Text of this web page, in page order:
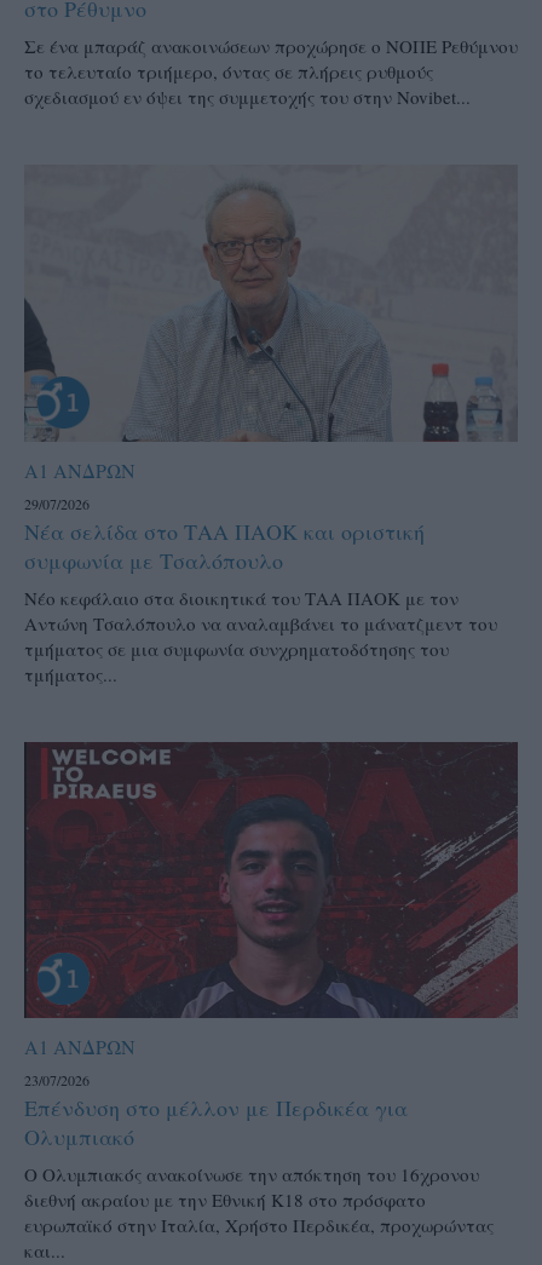
στο Ρέθυμνο
Σε ένα μπαράζ ανακοινώσεων προχώρησε ο ΝΟΠΕ Ρεθύμνου
το τελευταίο τριήμερο, όντας σε πλήρεις ρυθμούς
σχεδιασμού εν όψει της συμμετοχής του στην Novibet...
Α1 ΑΝΔΡΩΝ
29/07/2026
Νέα σελίδα στο ΤΑΑ ΠΑΟΚ και οριστική
συμφωνία με Τσαλόπουλο
Νέο κεφάλαιο στα διοικητικά του ΤΑΑ ΠΑΟΚ με τον
Αντώνη Τσαλόπουλο να αναλαμβάνει το μάνατζμεντ του
τμήματος σε μια συμφωνία συνχρηματοδότησης του
τμήματος...
Α1 ΑΝΔΡΩΝ
23/07/2026
Επένδυση στο μέλλον με Περδικέα για
Ολυμπιακό
Ο Ολυμπιακός ανακοίνωσε την απόκτηση του 16χρονου
διεθνή ακραίου με την Εθνική Κ18 στο πρόσφατο
ευρωπαϊκό στην Ιταλία, Χρήστο Περδικέα, προχωρώντας
και...